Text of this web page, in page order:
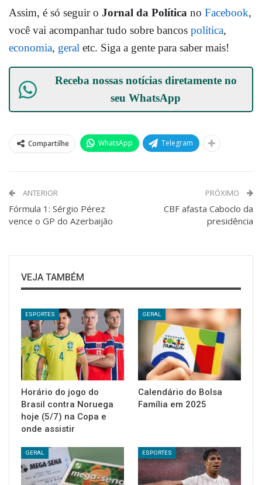
Assim, é só seguir o Jornal da Política no Facebook,
você vai acompanhar tudo sobre bancos política,
economia, geral etc. Siga a gente para saber mais!
Receba nossas notícias diretamente no
seuWhatsApp
Compartilhe WhatsApp Telegram
ANTERIOR
Fórmula 1: Sérgio Pérez
vence o GP do Azerbaijão
PRÓXIMO
CBF afasta Caboclo da
presidência
VEJA TAMBÉM
ESPORTES
Horário do jogo do
Brasil contra Noruega
hoje (5/7) na Copa e
onde assistir
GERAL
Calendário do Bolsa
Família em 2025
GERAL ESPORTES